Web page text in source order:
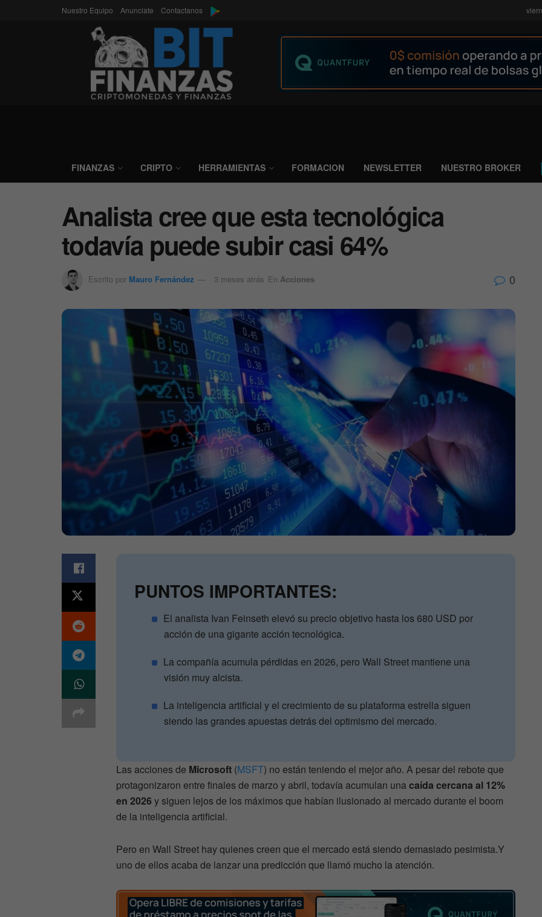
Nuestro Equipo Anunciate Contactanos
FINANZAS CRIPTO HERRAMIENTAS FORMACION NEWSLETTER NUESTRO BROKER
Analista cree que esta tecnológica
todavía puede subir casi 64%
Escrito por Mauro Fernández 3 meses atrás En Acciones 0
PUNTOS IMPORTANTES:
El analista Ivan Feinseth elevó su precio objetivo hasta los 680 USD por
acción de una gigante acción tecnológica.
La compañía acumula pérdidas en 2026, pero Wall Street mantiene una
visión muy alcista.
La inteligencia artificial y el crecimiento de su plataforma estrella siguen
siendo las grandes apuestas detrás del optimismo del mercado.
Las acciones de Microsoft (MSFT) no están teniendo el mejor año. A pesar del rebote que
protagonizaron entre finales de marzo y abril, todavía acumulan unacaída cercana al 12%
en 2026 y siguen lejos de los máximos que habían ilusionado al mercado durante el boom
de la inteligencia artificial.
Pero en Wall Street hay quienes creen que el mercado está siendo demasiado pesimista.Y
uno de ellos acaba de lanzar una predicción que llamó mucho la atención.